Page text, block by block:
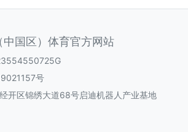
中国区）体育官方网站
号
开区锦绣大道68号启迪机器人产业基地